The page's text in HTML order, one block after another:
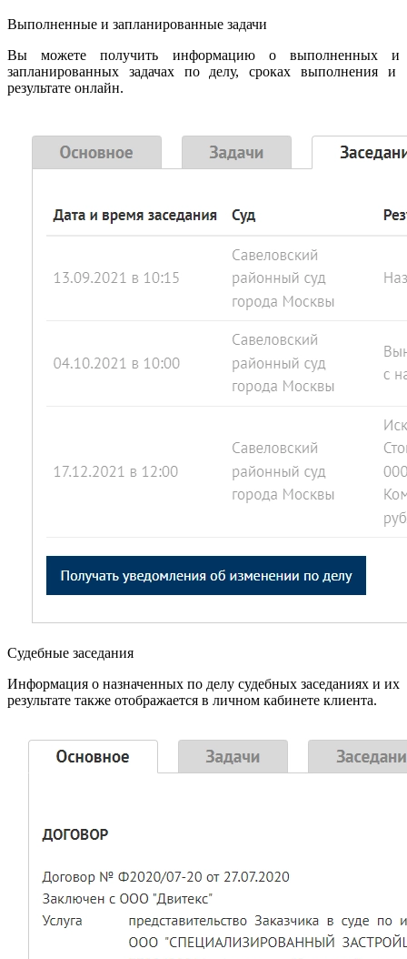
Выполненные и запланированные задачи
Вы можете получить информацию о выполненных и
запланированных задачах по делу, сроках выполнения и
результате онлайн.
Судебные заседания
Информация о назначенных по делу судебных заседаниях и их
результате также отображается в личном кабинете клиента.